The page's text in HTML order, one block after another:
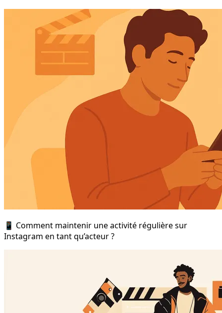
📱 Comment maintenir une activité régulière sur
Instagram en tant qu’acteur ?